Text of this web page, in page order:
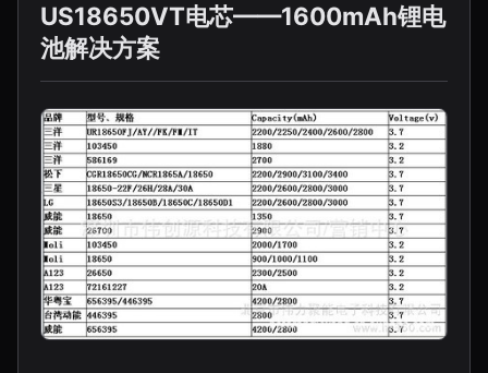
US18650VT电芯——1600mAh锂电
池解决方案